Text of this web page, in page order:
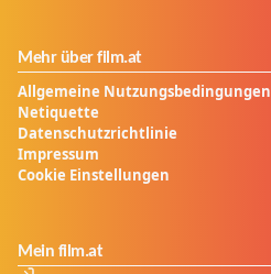
Mehr über film.at
Allgemeine Nutzungsbedingungen
Netiquette
Datenschutzrichtlinie
Impressum
Cookie Einstellungen
Mein film.at